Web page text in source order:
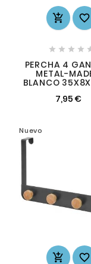
 
   
PERCHA 4
METAL-
BLANCO
7,95 €
Nuevo
 